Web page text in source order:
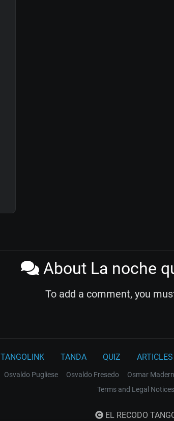
About La noche
To add a comment, you
TANGOLINK TANDA QUIZ ARTICLES
Osvaldo Pugliese Osvaldo Fresedo Osmar
Terms and Legal Notices
EL RECODO